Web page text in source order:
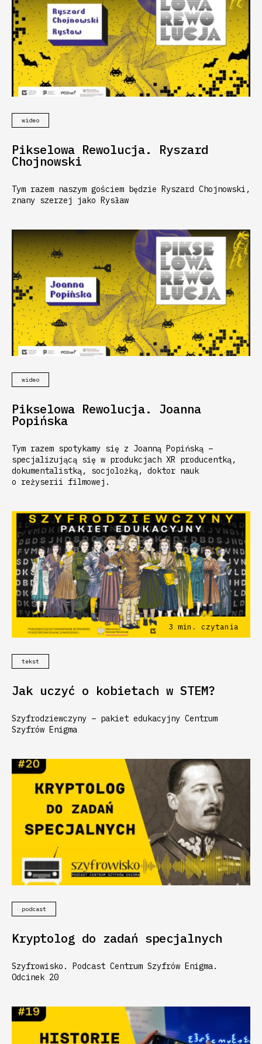
wideo
Pikselowa Rewolucja. Ryszard
Chojnowski
Tym razem naszym gościem będzie Ryszard Chojnowski,
znany szerzej jako Rysław
wideo
Pikselowa Rewolucja. Joanna
Popińska
Tym razem spotykamy się z Joanną Popińską –
specjalizującą się w produkcjach XR producentką,
dokumentalistką, socjolożką, doktor nauk
o reżyserii filmowej.
3 min. czytania
tekst
Jak uczyć o kobietach w STEM?
Szyfrodziewczyny – pakiet edukacyjny Centrum
Szyfrów Enigma
podcast
Kryptolog do zadań specjalnych
Szyfrowisko. Podcast Centrum Szyfrów Enigma.
Odcinek 20